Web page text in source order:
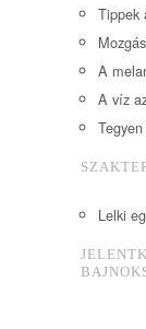
Tippek
A
A víz
Lelki